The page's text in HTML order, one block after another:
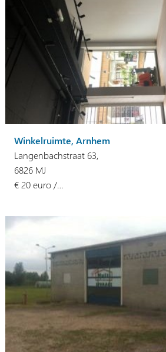
Winkelruimte, Arnhem
Langenbachstraat 63,
6826 MJ
€ 20 euro /…